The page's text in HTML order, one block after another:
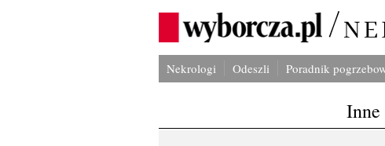
Nekrologi Odeszli Poradnik